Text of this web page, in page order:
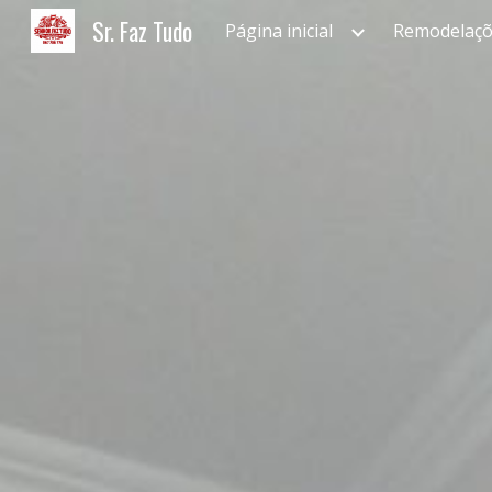
Sr. Faz Tudo Página inicial